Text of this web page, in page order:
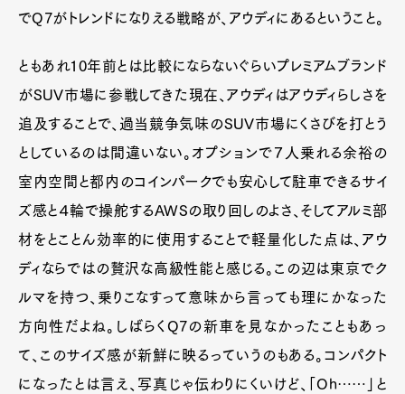
でQ7がトレンドになりえる戦略が、アウディにあるということ。
ともあれ10年前とは比較にならないぐらいプレミアムブランド
がSUV市場に参戦してきた現在、アウディはアウディらしさを
追及することで、過当競争気味のSUV市場にくさびを打とう
としているのは間違いない。オプションで７人乗れる余裕の
室内空間と都内のコインパークでも安心して駐車できるサイ
ズ感と４輪で操舵するAWSの取り回しのよさ、そしてアルミ部
材をとことん効率的に使用することで軽量化した点は、アウ
ディならではの贅沢な高級性能と感じる。この辺は東京でク
ルマを持つ、乗りこなすって意味から言っても理にかなった
方向性だよね。しばらくQ7の新車を見なかったこともあっ
て、このサイズ感が新鮮に映るっていうのもある。コンパクト
になったとは言え、写真じゃ伝わりにくいけど、「Oh……」と